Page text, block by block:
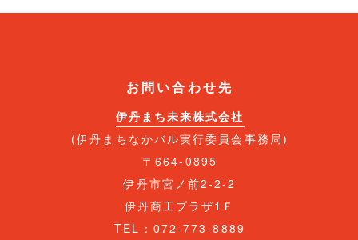
お問い合わせ先
伊丹まち未来株式会社
(伊丹まちなかバル実行委員会事務局)
〒664-0895
伊丹市宮ノ前2-2-2
伊丹商工プラザ1Ｆ
TEL：072-773-8889